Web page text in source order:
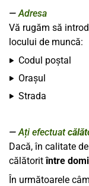
Adresa
Vă rugăm să
locului de muncă:
Codul poștal
Orașul
Strada
Ați efectuat
Dacă, în calitate
călătoritîntre
În următoarele